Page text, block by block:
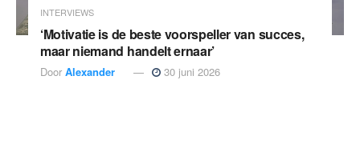
INTERVIEWS
‘Motivatie is de beste voorspeller van succes,
maar niemand handelt ernaar’
Door Alexander 30 juni 2026